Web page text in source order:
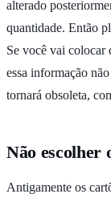
alterado
quantidade. Então
Se você vai colocar
essa informação
tornará obsoleta,
Não escolher
Antigamente os